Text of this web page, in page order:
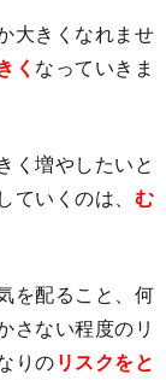
大きくなれませ
く なっていきま
く増やしたいと
いくのは、 む
を配ること、何
さない程度のリ
りのリスクをと